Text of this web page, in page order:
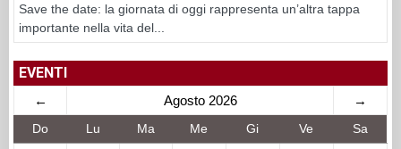
Save the date: la giornata di oggi rappresenta un’altra tappa
importante nella vita del...
EVENTI
← Agosto 2026 →
Do Lu Ma Me Gi Ve Sa